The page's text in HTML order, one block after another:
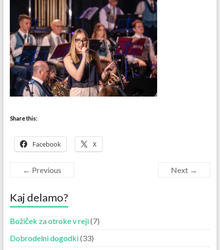
Share this:
Facebook X
← Previous Next →
Kaj delamo?
Božiček za otroke v reji(7)
Dobrodelni dogodki(33)